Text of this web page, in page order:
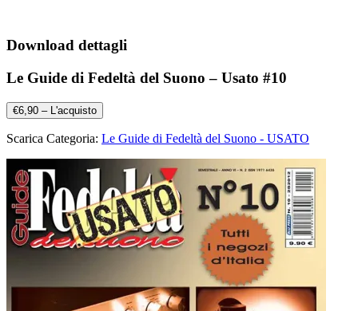
Download dettagli
Le Guide di Fedeltà del Suono – Usato #10
€6,90 – L'acquisto
Scarica Categoria: Le Guide di Fedeltà del Suono - USATO